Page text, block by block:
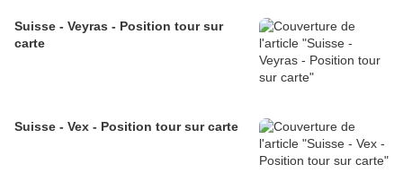
Suisse - Veyras - Position tour sur
carte
Suisse - Vex - Position tour sur carte